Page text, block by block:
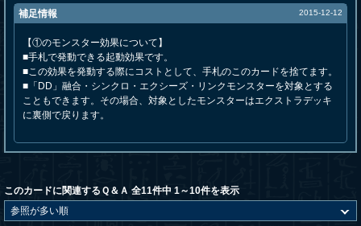
補足情報 2015-12-12
【①のモンスター効果について】
■手札で発動できる起動効果です。
■この効果を発動する際にコストとして、手札のこのカードを捨てます。
■「DD」融合・シンクロ・エクシーズ・リンクモンスターを対象とする
こともできます。その場合、対象としたモンスターはエクストラデッキ
に裏側で戻ります。
このカードに関連するＱ＆Ａ 全11件中 1～10件を表示